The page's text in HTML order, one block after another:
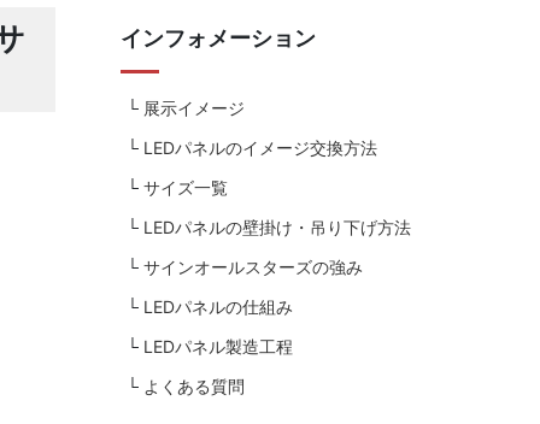
インフォメーション
展示イメージ
LEDパネルのイメージ交換方法
サイズ一覧
LEDパネルの壁掛け・吊り下げ方法
サインオールスターズの強み
LEDパネルの仕組み
LEDパネル製造工程
よくある質問